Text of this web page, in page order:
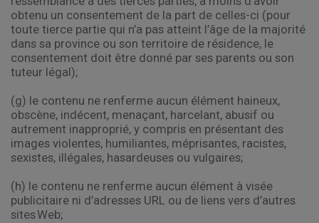
obtenu un consentement de la part de celles-ci (pour
toute tierce partie qui n’a pas atteint l’âge de la majorité
dans sa province ou son territoire de résidence, le
consentement doit être donné par ses parents ou son
tuteur légal);
(g) le contenu ne renferme aucun élément haineux,
obscène, indécent, menaçant, harcelant, abusif ou
autrement inapproprié, y compris en présentant des
images violentes, humiliantes, méprisantes, racistes,
sexistes, illégales, hasardeuses ou vulgaires;
(h) le contenu ne renferme aucun élément à visée
publicitaire ni d’adresses URL ou de liens vers d’autres
sites Web;